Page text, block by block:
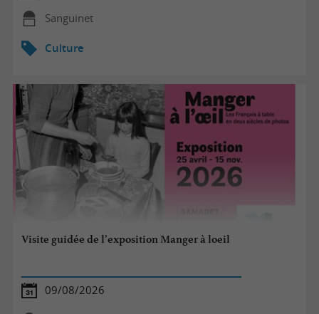
Sanguinet
Culture
Visite guidée de l’exposition Manger à loeil
09/08/2026